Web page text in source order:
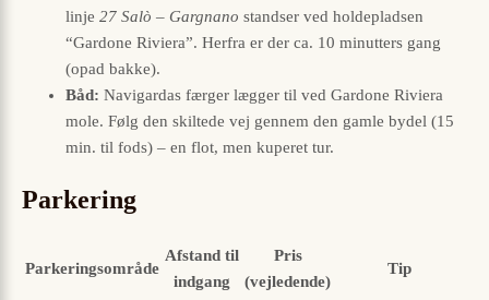
linje 27 Salò – Gargnano standser ved holdepladsen
“Gardone Riviera”. Herfra er der ca. 10 minutters gang
(opad bakke).
Båd: Navigardas færger lægger til ved Gardone Riviera
mole. Følg den skiltede vej gennem den gamle bydel (15
min. til fods) – en flot, men kuperet tur.
Parkering
Parkeringsområde
Afstand til
indgang
Pris
(vejledende)
Tip